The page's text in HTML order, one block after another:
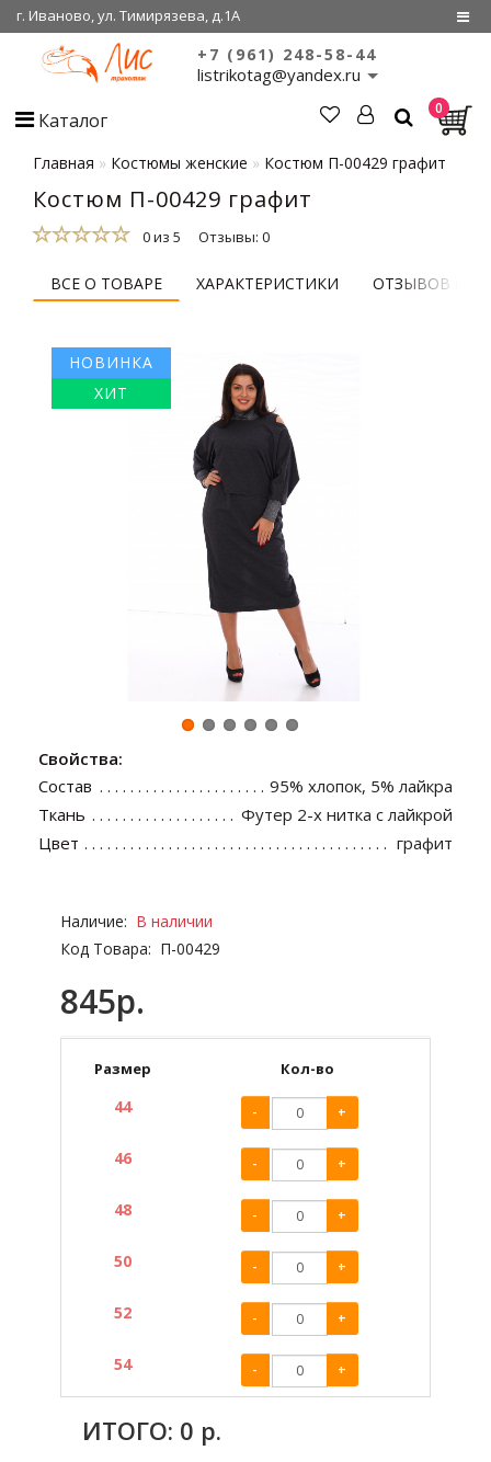
г. Иваново, ул. Тимирязева, д.1А
Регистрация
Войти
О нас
+7 (961) 248-58-44
listrikotag@yandex.ru
Каталог 0
Главная Костюмы женские Костюм П-00429 графит
Костюм П-00429 графит
0 из 5 Отзывы: 0
ВСЕ О ТОВАРЕ ХАРАКТЕРИСТИКИ ОТЗЫВОВ (0)
НОВИНКА
ХИТ
Свойства:
Состав
95% хлопок, 5% лайкра
Ткань
Футер 2-х нитка с лайкрой
Цвет
графит
Наличие: В наличии
Код Товара: П-00429
845р.
Размер Кол-во
44 - +
46 - +
48 - +
50 - +
52 - +
54 - +
ИТОГО: 0 р.